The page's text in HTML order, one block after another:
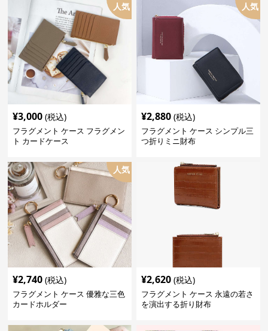
人気
¥3,000 (税込)
フラグメント ケース フラグメン
ト カードケース
人気
¥2,880 (税込)
フラグメント ケース シンプル三
つ折りミニ財布
人気
¥2,740 (税込)
フラグメント ケース 優雅な三色
カードホルダー
¥2,620 (税込)
フラグメント ケース 永遠の若さ
を演出する折り財布